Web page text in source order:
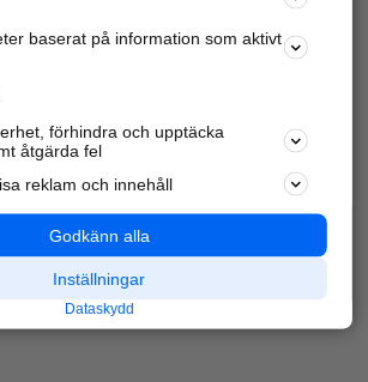
oss för att hitta rätt lokal
om företag, privatpersoner och
baserat på information som aktivt
förhindra och upptäcka
åtgärda fel
reklam och innehåll
Godkänn alla
Inställningar
Dataskydd